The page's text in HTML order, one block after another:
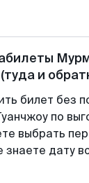
(туда и
билет без
по
выбрать
знаете дату